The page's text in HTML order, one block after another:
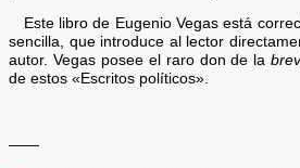
Este libro de Eugenio Vegas está
sencilla, que introduce al lector
autor. Vegas posee el raro don de la
de estos «Escritos políticos».
——